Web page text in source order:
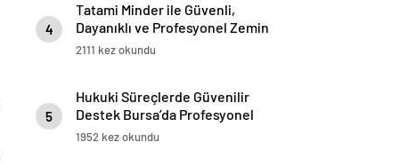
4
Tatami Minder ile Güvenli,
Dayanıklı ve Profesyonel Zemin
Çözümleri
2111 kez okundu
5
Hukuki Süreçlerde Güvenilir
Destek Bursa’da Profesyonel
Avukatlık Hizmeti
1952 kez okundu